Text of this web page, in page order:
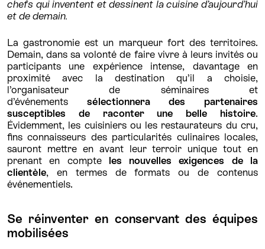
chefs qui inventent et dessinent la cuisine d’aujourd’hui
et de demain.
La gastronomie est un marqueur fort des territoires.
Demain, dans sa volonté de faire vivre à leurs invités ou
participants une expérience intense, davantage en
proximité avec la destination qu’il a choisie,
l’organisateur de séminaires et
d’événements sélectionnera des partenaires
susceptibles de raconter une belle histoire.
Évidemment, les cuisiniers ou les restaurateurs du cru,
fins connaisseurs des particularités culinaires locales,
sauront mettre en avant leur terroir unique tout en
prenant en compte les nouvelles exigences de la
clientèle, en termes de formats ou de contenus
événementiels.
Se réinventer en conservant des équipes
mobilisées